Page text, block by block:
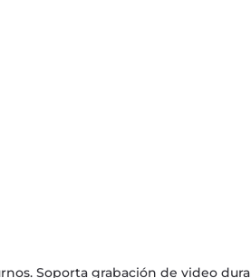
Soporta grabación de video